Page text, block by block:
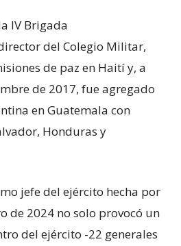
IV Brigada
del Colegio Militar,
de paz en Haití y, a
de 2017, fue agregado
en Guatemala con
Honduras y
jefe del ejército hecha por
de 2024 no solo provocó un
del ejército -22 generales